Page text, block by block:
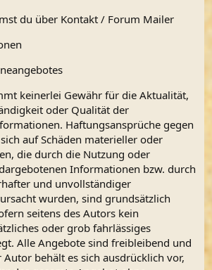
du über Kontakt / Forum Mailer
keinerlei Gewähr für die Aktualität,
oder Qualität der
Haftungsansprüche gegen
auf Schäden materieller oder
die durch die Nutzung oder
Informationen bzw. durch
und unvollständiger
wurden, sind grundsätzlich
seitens des Autors kein
oder grob fahrlässiges
Alle Angebote sind freibleibend und
behält es sich ausdrücklich vor,